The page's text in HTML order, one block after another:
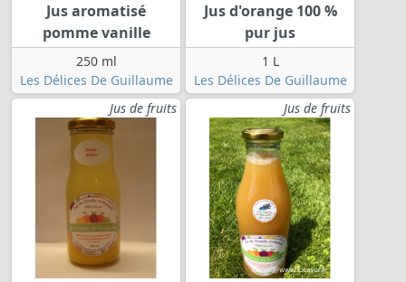
Jus aromatisé
pomme vanille
250 ml
Les Délices De Guillaume
Jus d'orange 100 %
pur jus
1 L
Les Délices De Guillaume
Jus de fruits
Jus de fruits